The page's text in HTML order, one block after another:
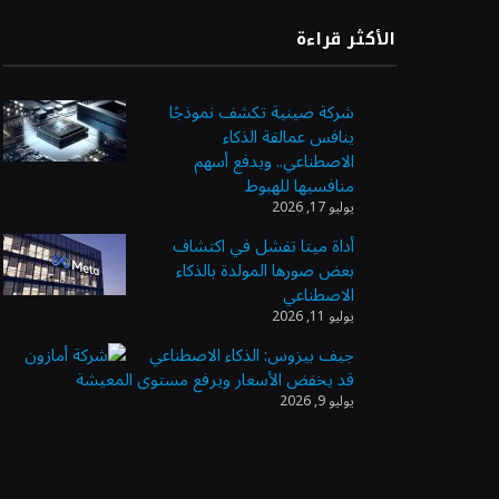
الأكثر قراءة
شركة صينية تكشف نموذجًا
ينافس عمالقة الذكاء
الاصطناعي.. ويدفع أسهم
منافسيها للهبوط
يوليو 17, 2026
أداة ميتا تفشل في اكتشاف
بعض صورها المولدة بالذكاء
الاصطناعي
يوليو 11, 2026
جيف بيزوس: الذكاء الاصطناعي
قد يخفض الأسعار ويرفع مستوى المعيشة
يوليو 9, 2026